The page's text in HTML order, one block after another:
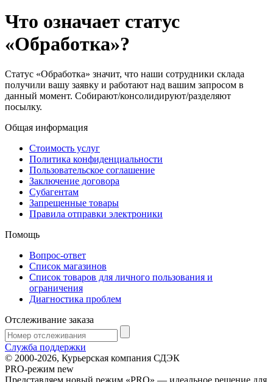
Что означает статус
«Обработка»?
Статус «Обработка» значит, что наши сотрудники склада
получили вашу заявку и работают над вашим запросом в
данный момент. Собирают/консолидируют/разделяют
посылку.
Общая информация
Стоимость услуг
Политика конфиденциальности
Пользовательское соглашение
Заключение договора
Субагентам
Запрещенные товары
Правила отправки электроники
Помощь
Вопрос-ответ
Список магазинов
Список товаров для личного пользования и
ограничения
Диагностика проблем
Отслеживание заказа
Служба поддержки
© 2000-2026, Курьерская компания СДЭК
PRO-режим new
Представляем новый режим «PRO» — идеальное решение для